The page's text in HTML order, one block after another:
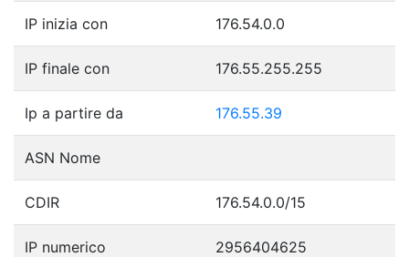
IP inizia con 176.54.0.0
IP finale con 176.55.255.255
Ip a partire da 176.55.39
ASN Nome
CDIR 176.54.0.0/15
IP numerico 2956404625